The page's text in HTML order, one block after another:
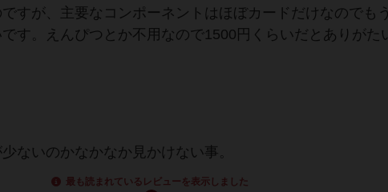
すが、主要なコンポーネントはほぼカードだけなのでも
す。えんぴつとか不用なので1500円くらいだとありがた
ないのかなかなか見かけない事。
最も読まれているレビューを表示しました